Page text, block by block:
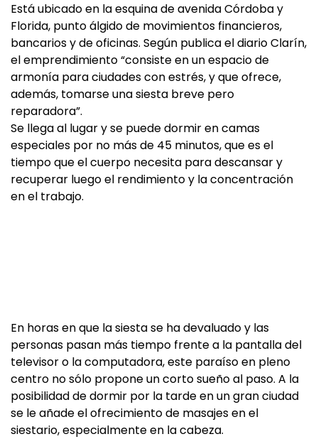
Está ubicado en la esquina de avenida Córdoba y
Florida, punto álgido de movimientos financieros,
bancarios y de oficinas. Según publica el diario Clarín,
el emprendimiento “consiste en un espacio de
armonía para ciudades con estrés, y que ofrece,
además, tomarse una siesta breve pero
reparadora”.
Se llega al lugar y se puede dormir en camas
especiales por no más de 45 minutos, que es el
tiempo que el cuerpo necesita para descansar y
recuperar luego el rendimiento y la concentración
en el trabajo.
En horas en que la siesta se ha devaluado y las
personas pasan más tiempo frente a la pantalla del
televisor o la computadora, este paraíso en pleno
centro no sólo propone un corto sueño al paso. A la
posibilidad de dormir por la tarde en un gran ciudad
se le añade el ofrecimiento de masajes en el
siestario, especialmente en la cabeza.